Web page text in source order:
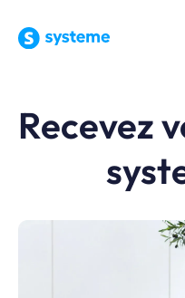
Recevez